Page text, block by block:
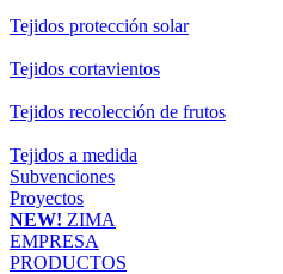
Tejidos protección solar
Tejidos cortavientos
Tejidos recolección de frutos
Tejidos a medida
Subvenciones
Proyectos
NEW! ZIMA
EMPRESA
PRODUCTOS